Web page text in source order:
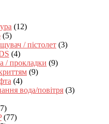
(12)
(5)
/ пістолет (3)
(4)
/ прокладки (9)
(9)
(4)
вода/повітря (3)
(77)